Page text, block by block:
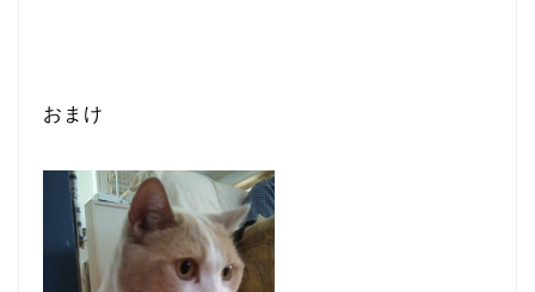
おまけ